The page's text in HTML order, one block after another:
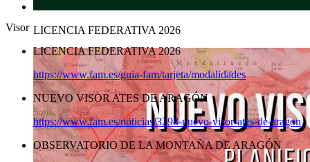
LICENCIA FEDERATIVA 2026
Visor
LICENCIA FEDERATIVA 2026
https://www.fam.es/guia-fam/tarjeta/modalidades
NUEVO VISOR ATES DE ARAGÓN
https://www.fam.es/noticias/3298-nuevo-visor-ates-de-aragon
OBSERVATORIO DE LA MONTAÑA DE ARAGÓN